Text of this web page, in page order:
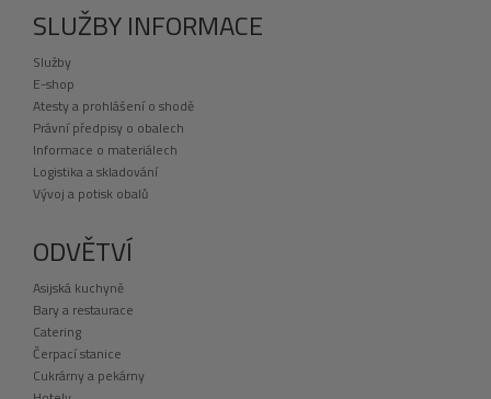
SLUŽBY INFORMACE
Služby
E-shop
Atesty a prohlášení o shodě
Právní předpisy o obalech
Informace o materiálech
Logistika a skladování
Vývoj a potisk obalů
ODVĚTVÍ
Asijská kuchyně
Bary a restaurace
Catering
Čerpací stanice
Cukrárny a pekárny